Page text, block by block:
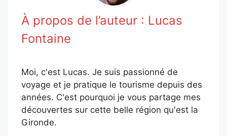
À propos de l’auteur : Lucas
Fontaine
Moi, c'est Lucas. Je suis passionné de
voyage et je pratique le tourisme depuis des
années. C'est pourquoi je vous partage mes
découvertes sur cette belle région qu'est la
Gironde.